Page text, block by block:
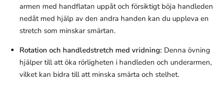
armen med handflatan uppåt och försiktigt böja handleden
nedåt med hjälp av den andra handen kan du uppleva en
stretch som minskar smärtan.
Rotation och handledstretch med vridning: Denna övning
hjälper till att öka rörligheten i handleden och underarmen,
vilket kan bidra till att minska smärta och stelhet.